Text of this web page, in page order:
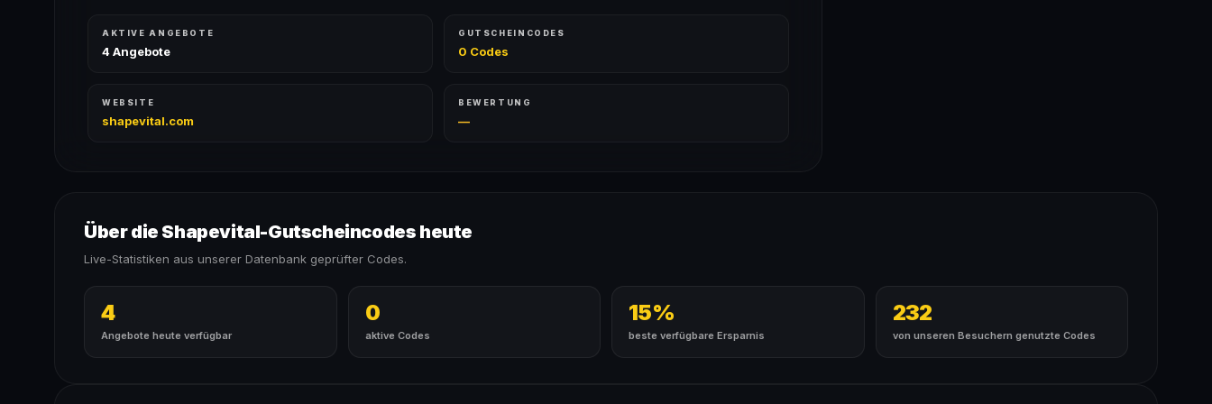
AKTIVE ANGEBOTE
4 Angebote
GUTSCHEINCODES
0 Codes
WEBSITE
shapevital.com
BEWERTUNG
—
Über die Shapevital-Gutscheincodes heute
Live-Statistiken aus unserer Datenbank geprüfter Codes.
4
Angebote heute verfügbar
0
aktive Codes
15%
beste verfügbare Ersparnis
232
von unseren Besuchern genutzte Codes